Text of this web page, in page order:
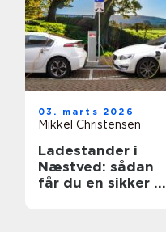
03. marts 2026
Mikkel Christensen
Ladestander i
Næstved: sådan
får du en sikker og